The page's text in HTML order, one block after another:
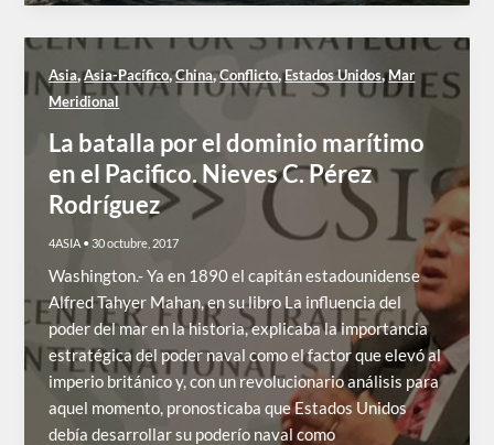
Asia,Asia-Pacífico,China,Conflicto,Estados Unidos,Mar
Meridional
La batalla por el dominio marítimo
en el Pacifico. Nieves C. Pérez
Rodríguez
4ASIA •30 octubre, 2017
Washington.- Ya en 1890 el capitán estadounidense
Alfred Tahyer Mahan, en su libro La influencia del
poder del mar en la historia, explicaba la importancia
estratégica del poder naval como el factor que elevó al
imperio británico y, con un revolucionario análisis para
aquel momento, pronosticaba que Estados Unidos
debía desarrollar su poderío naval como